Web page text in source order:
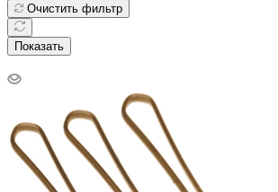
Очистить фильтр
Показать